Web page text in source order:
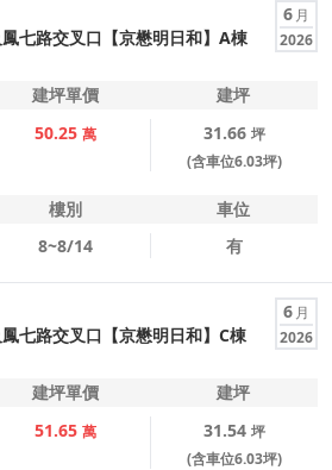
七路交叉口【京懋明日和】A棟
6 月
2026
建坪單價
建坪
50.25 萬 31.66 坪
(含車位6.03坪)
樓別
車位
8~8/14 有
七路交叉口【京懋明日和】C棟
6 月
2026
建坪單價
建坪
51.65 萬 31.54 坪
(含車位6.03坪)